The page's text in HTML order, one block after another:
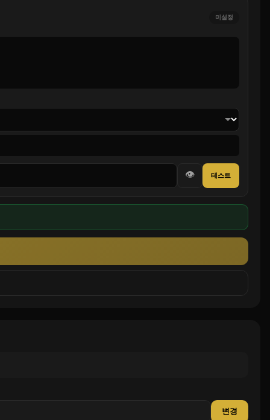
미설정
👁 테스트
변경